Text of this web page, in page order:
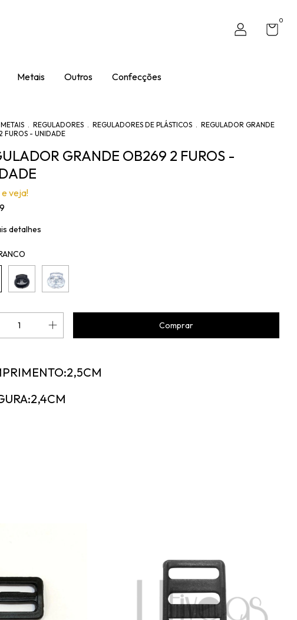
0
Metais Outros Confecções
METAIS . REGULADORES . REGULADORES DE PLÁSTICOS . REGULADOR GRANDE
FUROS - UNIDADE
GRANDE OB269 2 FUROS -
veja!
detalhes